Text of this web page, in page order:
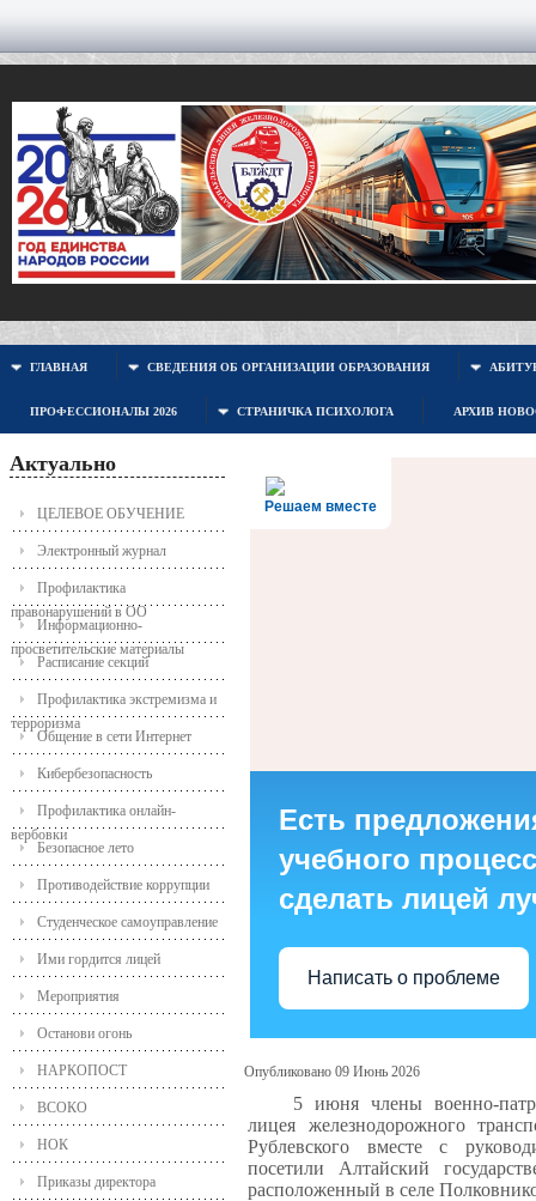
ГЛАВНАЯ СВЕДЕНИЯ ОБ ОРГАНИЗАЦИИ ОБРАЗОВАНИЯ
ПРОФЕССИОНАЛЫ 2026 СТРАНИЧКА ПСИХОЛОГА АРХИВ
Актуально
ЦЕЛЕВОЕ ОБУЧЕНИЕ
Электронный журнал
Профилактика
правонарушений в ОО
Информационно-
просветительские материалы
Расписание секций
Профилактика экстремизма и
терроризма
Общение в сети Интернет
Кибербезопасность
Профилактика онлайн-
вербовки
Безопасное лето
Противодействие коррупции
Студенческое самоуправление
Ими гордится лицей
Мероприятия
Останови огонь
НАРКОПОСТ
ВСОКО
НОК
Приказы директора
Решаем вместе
Есть
учебного
сделать лицей
Написать о проблеме
Опубликовано 09 Июнь 2026
5 июня члены военно-
лицея железнодорожного
Рублевского вместе с
посетили Алтайский
расположенный в селе